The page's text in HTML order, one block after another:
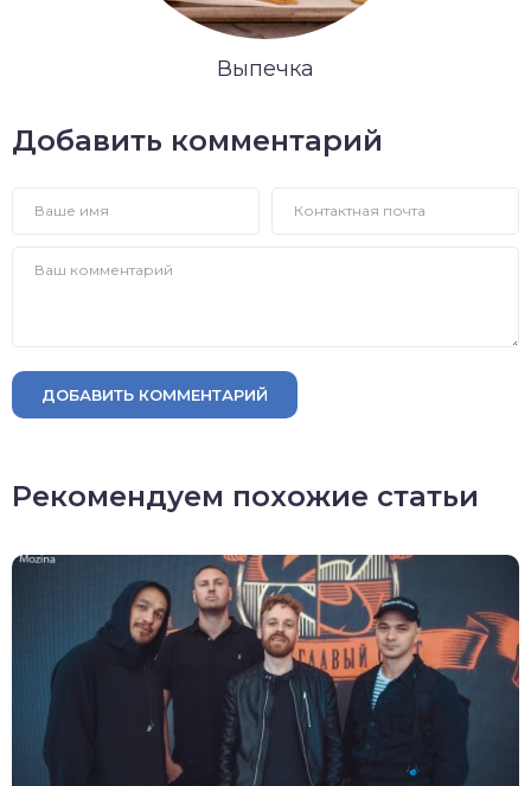
Выпечка
Добавить комментарий
ДОБАВИТЬ КОММЕНТАРИЙ
Рекомендуем похожие статьи